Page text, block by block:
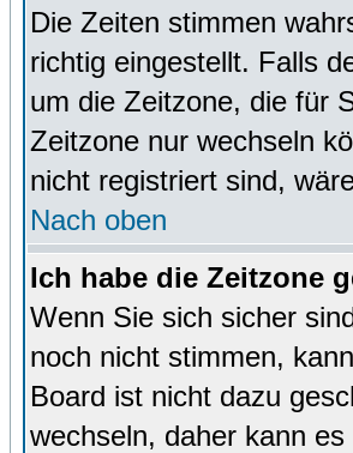
Die Zeiten stimmen
richtig eingestellt. Falls
um die Zeitzone, die für
Zeitzone nur wechseln
nicht registriert sind,
Nach oben
Ich habe die Zeitzone
Wenn Sie sich sicher
noch nicht stimmen,
Board ist nicht dazu
wechseln, daher kann